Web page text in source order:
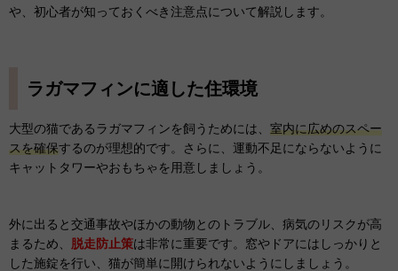
や、初心者が知っておくべき注意点について解説します。
ラガマフィンに適した住環境
大型の猫であるラガマフィンを飼うためには、 室内に広めのスペー
スを確保するのが理想的です。さらに、運動不足にならないように
キャットタワーやおもちゃを用意しましょう。
外に出ると交通事故やほかの動物とのトラブル、病気のリスクが高
まるため、
脱走防止策は非常に重要です。窓やドアにはしっかりと
した施錠を行い、猫が簡単に開けられないようにしましょう。